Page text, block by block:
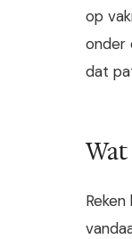
op
onder
dat